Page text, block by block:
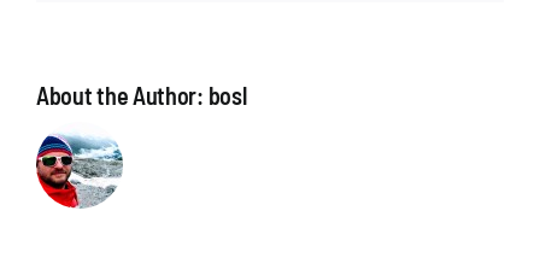
About the Author: bosl